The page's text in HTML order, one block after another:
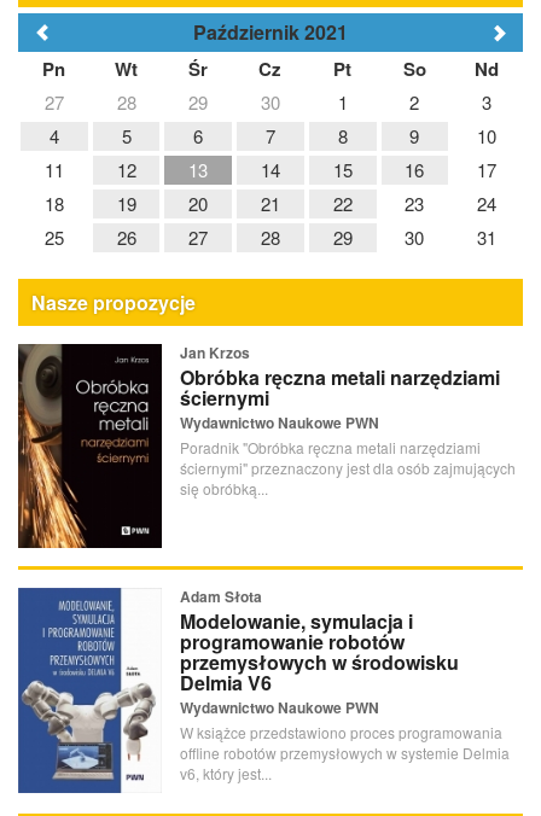
Październik 2021
Pn Wt Śr Cz Pt So Nd
27 28 29 30 1 2
3
4
5 6 7 8 9
10
11
12 13 14 15 16
17
18
19 20 21 22 23
24
25
26 27 28 29 30 31
Nasze propozycje
Jan Krzos
Obróbka ręczna metali narzędziami
ściernymi
Wydawnictwo Naukowe PWN
Poradnik "Obróbka ręczna metali narzędziami
ściernymi" przeznaczony jest dla osób zajmujących
się obróbką...
Adam Słota
Modelowanie, symulacja i
programowanie robotów
przemysłowych w środowisku
Delmia V6
Wydawnictwo Naukowe PWN
W książce przedstawiono proces programowania
offline robotów przemysłowych w systemie Delmia
v6, który jest...